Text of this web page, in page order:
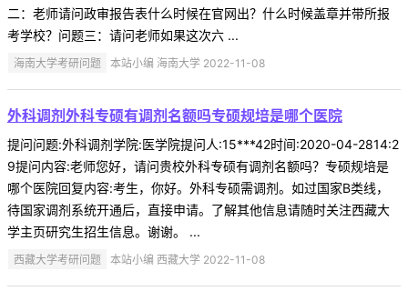
二：老师请问政审报告表什么时候在官网出？什么时候盖章并带所报
考学校？问题三：请问老师如果这次六 ...
海南大学考研问题 本站小编 海南大学 2022-11-08
外科调剂外科专硕有调剂名额吗专硕规培是哪个医院
提问问题:外科调剂学院:医学院提问人:15***42时间:2020-04-2814:2
9提问内容:老师您好，请问贵校外科专硕有调剂名额吗？专硕规培是
哪个医院回复内容:考生，你好。外科专硕需调剂。如过国家B类线，
待国家调剂系统开通后，直接申请。了解其他信息请随时关注西藏大
学主页研究生招生信息。谢谢。 ...
西藏大学考研问题 本站小编 西藏大学 2022-11-08